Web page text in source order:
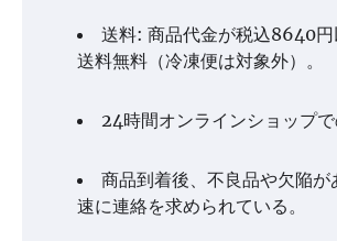
送料: 商品代金が税込8640円
送料無料（冷凍便は対象外）。
24時間オンラインショップで
商品到着後、不良品や欠陥が
速に連絡を求められている。